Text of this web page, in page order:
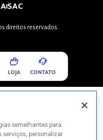
SAC
direitos reservados.
LOJA CONTATO
semelhantes para
serviços, personalizar